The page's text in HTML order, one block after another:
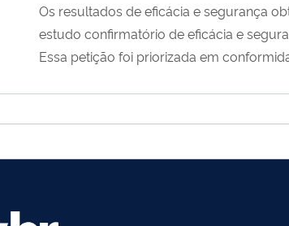
Os resultados de eficácia e segurança
estudo confirmatório de eficácia e
Essa petição foi priorizada em